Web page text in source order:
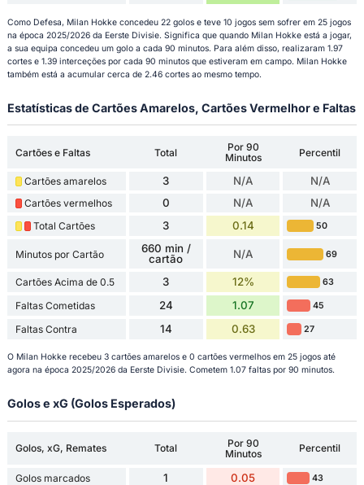
Como Defesa, Milan Hokke concedeu 22 golos e teve 10 jogos sem sofrer em 25 jogos
na época 2025/2026 da Eerste Divisie. Significa que quando Milan Hokke está a jogar,
a sua equipa concedeu um golo a cada 90 minutos. Para além disso, realizaram 1.97
cortes e 1.39 interceções por cada 90 minutos que estiveram em campo. Milan Hokke
também está a acumular cerca de 2.46 cortes ao mesmo tempo.
Estatísticas de Cartões Amarelos, Cartões Vermelhor e Faltas
Cartões e Faltas Total
Por 90
Minutos
Percentil
Cartões amarelos 3 N/A N/A
Cartões vermelhos 0 N/A N/A
Total Cartões 3 0.14 50
Minutos por Cartão
660 min /
cartão
N/A 69
Cartões Acima de 0.5 3 12% 63
Faltas Cometidas 24 1.07 45
Faltas Contra 14 0.63 27
O Milan Hokke recebeu 3 cartões amarelos e 0 cartões vermelhos em 25 jogos até
agora na época 2025/2026 da Eerste Divisie. Cometem 1.07 faltas por 90 minutos.
Golos e xG (Golos Esperados)
Golos, xG, Remates Total
Por 90
Minutos
Percentil
Golos marcados 1 0.05 43